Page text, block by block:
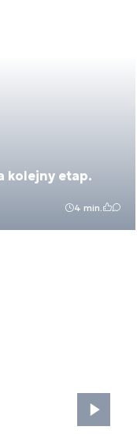
kolejny etap.
4 min.